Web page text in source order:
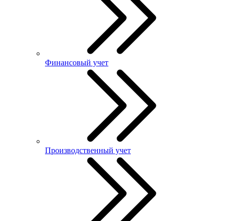
Финансовый учет
Производственный учет